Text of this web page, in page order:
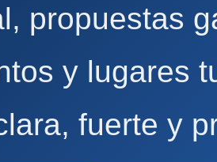
propuestas
y lugares
fuerte y